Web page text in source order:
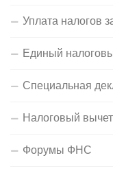
Уплата налогов
Единый
Специальная
Налоговый
Форумы ФНС